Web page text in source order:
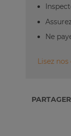
Ne
Lisez
PARTAGER